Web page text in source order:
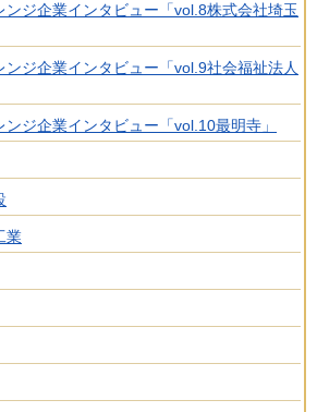
ンジ企業インタビュー「vol.8株式会社埼玉
ンジ企業インタビュー「vol.9社会福祉法人
ジ企業インタビュー「vol.10最明寺」
業